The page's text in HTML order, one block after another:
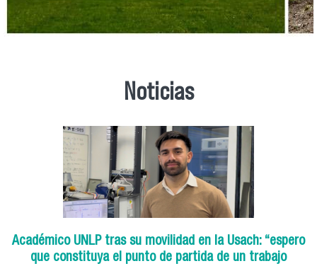
Noticias
Académico UNLP tras su movilidad en la Usach: “espero
que constituya el punto de partida de un trabajo